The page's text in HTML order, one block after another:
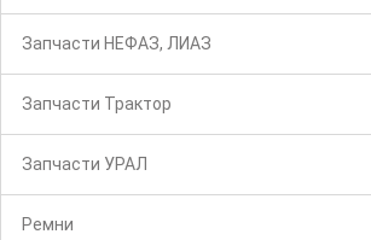
Запчасти НЕФАЗ, ЛИАЗ
Запчасти Трактор
Запчасти УРАЛ
Ремни